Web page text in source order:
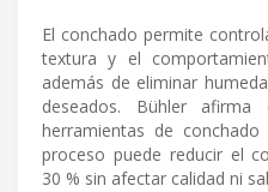
El conchado permite
textura y el
además de eliminar
deseados. Bühler
herramientas de
proceso puede reducir el
30 % sin afectar calidad ni